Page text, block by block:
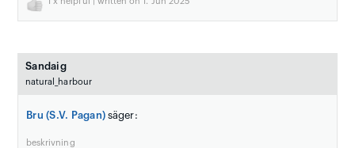
Sandaig
natural_harbour
Bru (S.V. Pagan) säger:
beskrivning